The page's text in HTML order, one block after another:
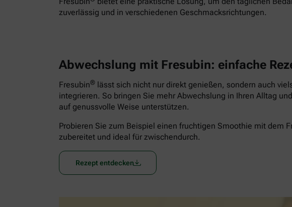
zuverlässig und in verschiedenen Geschmacksrichtungen.
Abwechslung mit Fresubin: einfache
Fresubin® lässt sich nicht nur direkt genießen, sondern auch
integrieren. So bringen Sie mehr Abwechslung in Ihren Alltag
auf genussvolle Weise unterstützen.
Probieren Sie zum Beispiel einen fruchtigen Smoothie mit dem
zubereitet und ideal für zwischendurch.
Rezept entdecken